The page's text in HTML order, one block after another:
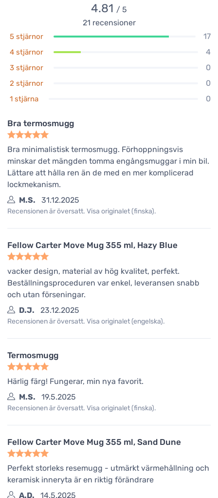
4.81 / 5
21 recensioner
5 stjärnor 17
4 stjärnor 4
3 stjärnor 0
2 stjärnor 0
1 stjärna 0
Bra termosmugg
Bra minimalistisk termosmugg. Förhoppningsvis
minskar det mängden tomma engångsmuggar i min bil.
Lättare att hålla ren än de med en mer komplicerad
lockmekanism.
M.S.
31.12.2025
Recensionen är översatt. Visa originalet (finska).
Fellow Carter Move Mug 355 ml, Hazy Blue
vacker design, material av hög kvalitet, perfekt.
Beställningsproceduren var enkel, leveransen snabb
och utan förseningar.
D.J.
23.12.2025
Recensionen är översatt. Visa originalet (engelska).
Termosmugg
Härlig färg! Fungerar, min nya favorit.
M.S.
19.5.2025
Recensionen är översatt. Visa originalet (finska).
Fellow Carter Move Mug 355 ml, Sand Dune
Perfekt storleks resemugg - utmärkt värmehållning och
keramisk inneryta är en riktig förändrare
A.D.
14.5.2025